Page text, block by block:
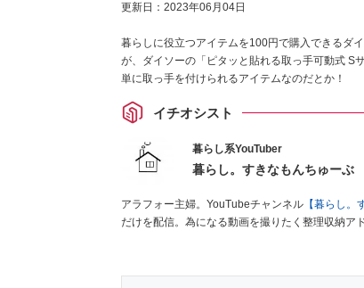
更新日： 2023年06月04日
暮らしに役立つアイテムを100円で購入できるダ
が、ダイソーの「ピタッと貼れる取っ手可動式 S
単に取っ手を付けられるアイテムなのだとか！
イチオシスト
暮らし系YouTuber
暮らし。すきなもんちゅーぶ
アラフォー主婦。YouTubeチャンネル【暮らし。
だけを配信。為になる動画を撮りたく整理収納ア